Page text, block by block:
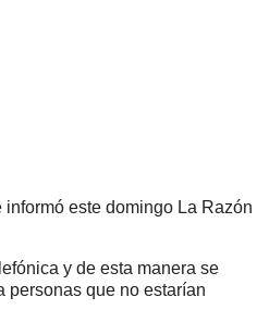
este domingo La Razón
y de esta manera se
personas que no estarían